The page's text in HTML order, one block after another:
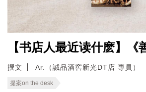
【书店人最近读什麽】《
撰文 Ar.（誠品酒窖新光DT店 專員）
提案on the desk